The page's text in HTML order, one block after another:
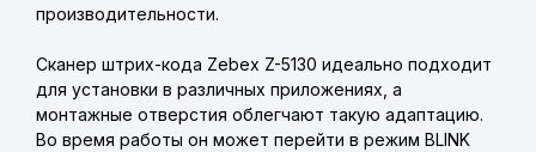
производительности.
Сканер штрих-кода Zebex Z-5130 идеально подходит
для установки в различных приложениях, а
монтажные отверстия облегчают такую адаптацию.
Во время работы он может перейти в режим BLINK